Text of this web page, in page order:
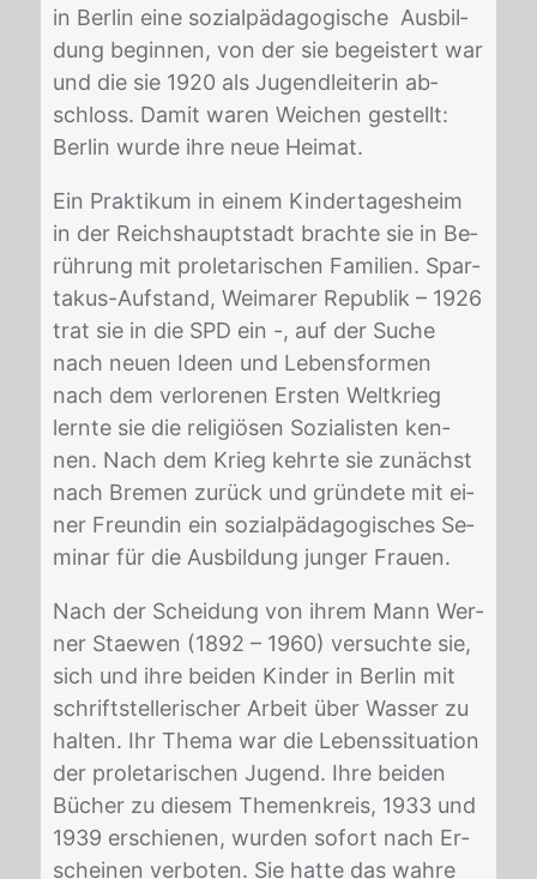
in Ber­lin eine so­zi­al­päd­ago­gi­sche Aus­bil­
dung be­gin­nen, von der sie be­geis­tert war
und die sie 1920 als Ju­gend­lei­te­rin ab­
schloss. Da­mit wa­ren Wei­chen ge­stellt:
Ber­lin wur­de ihre neue Hei­mat.
Ein Prak­ti­kum in ei­nem Kin­der­ta­ges­heim
in der Reichs­haupt­stadt brach­te sie in Be­
rüh­rung mit pro­le­ta­ri­schen Fa­mi­li­en. Spar­
ta­kus-Auf­stand, Wei­ma­rer Re­pu­blik – 1926
trat sie in die SPD ein -, auf der Su­che
nach neu­en Ide­en und Le­bens­for­men
nach dem ver­lo­re­nen Ers­ten Welt­krieg
lern­te sie die re­li­giö­sen So­zia­lis­ten ken­
nen. Nach dem Krieg kehr­te sie zu­nächst
nach Bre­men zu­rück und grün­de­te mit ei­
ner Freun­din ein so­zi­al­pä­dago­gi­sches Se­
mi­nar für die Aus­bil­dung jun­ger Frau­en.
Nach der Schei­dung von ih­rem Mann Wer­
ner Stae­wen (1892 – 1960) ver­such­te sie,
sich und ihre bei­den Kin­der in Ber­lin mit
schrift­stel­le­ri­scher Ar­beit über Was­ser zu
hal­ten. Ihr The­ma war die Le­bens­si­tua­ti­on
der pro­le­ta­ri­schen Ju­gend. Ihre bei­den
Bü­cher zu die­sem The­men­kreis, 1933 und
1939 er­schie­nen, wur­den so­fort nach Er­
schei­nen ver­bo­ten. Sie hat­te das wah­re